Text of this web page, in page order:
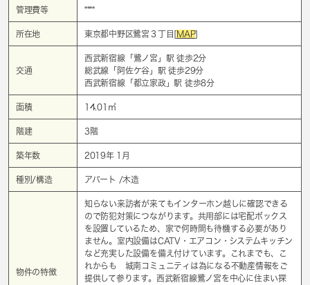
管理費等 ****
所在地 東京都中野区鷺宮３丁目[MAP]
交通
西武新宿線「 鷺ノ宮 」駅 徒歩2分
総武線「 阿佐ケ谷 」駅 徒歩29分
西武新宿線「 都立家政」駅 徒歩8分
面積 14.01㎡
階建 3階
築年数 2019年 1月
種別/構造 アパート /木造
物件の特徴
知らない来訪者が来てもインターホン越しに確認できる
ので防犯対策につながります。共用部には宅配ボックス
を設置しているため、家で何時間も待機する必要があり
ません。室内設備はCATV・エアコン・システムキッチン
など充実した設備を備え付けています。これまでも、こ
れからも 城南コミュニティは為になる不動産情報をご
提供して参ります。西武新宿線鷺ノ宮を中心に住まい探